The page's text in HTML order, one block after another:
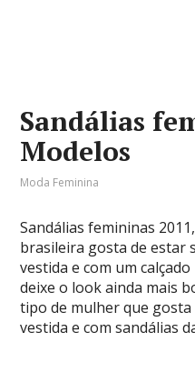
Sandálias
Modelos
Moda Feminina
Sandálias femininas
brasileira gosta de estar
vestida e com um
deixe o look ainda mais
tipo de mulher que
vestida e com sandálias